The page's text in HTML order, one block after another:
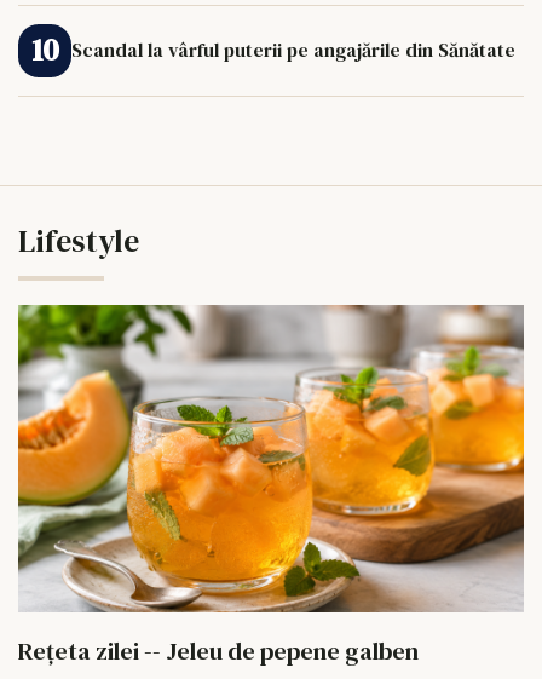
Scandal la vârful puterii pe angajările din Sănătate
Lifestyle
Rețeta zilei -- Jeleu de pepene galben